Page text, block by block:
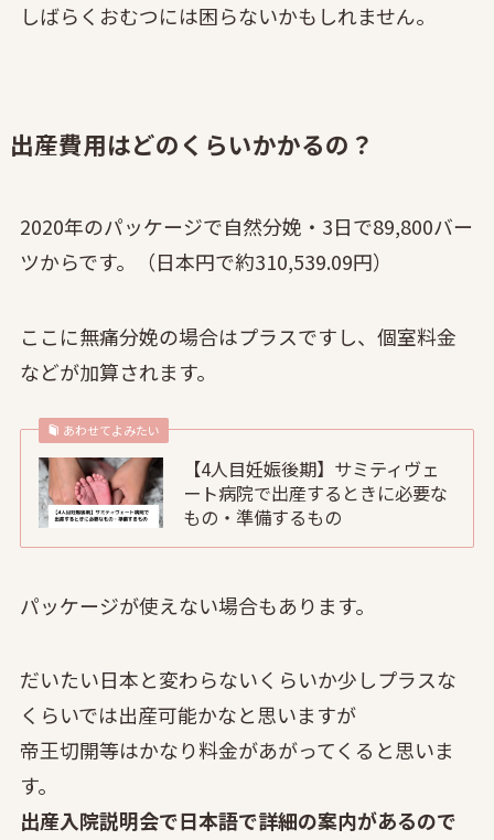
しばらくおむつには困らないかもしれません。
出産費用はどのくらいかかるの？
2020年のパッケージで自然分娩・3日で89,800バー
ツからです。（日本円で約310,539.09円）
ここに無痛分娩の場合はプラスですし、個室料金
などが加算されます。
あわせてよみたい
【4人目妊娠後期】サミティヴェ
ート病院で出産するときに必要な
もの・準備するもの
パッケージが使えない場合もあります。
だいたい日本と変わらないくらいか少しプラスな
くらいでは出産可能かなと思いますが
帝王切開等はかなり料金があがってくると思いま
す。
出産入院説明会で日本語で詳細の案内があるので